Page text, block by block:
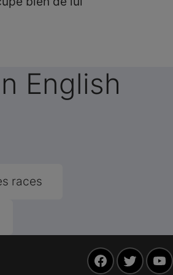
English
races
FacebookTwitter